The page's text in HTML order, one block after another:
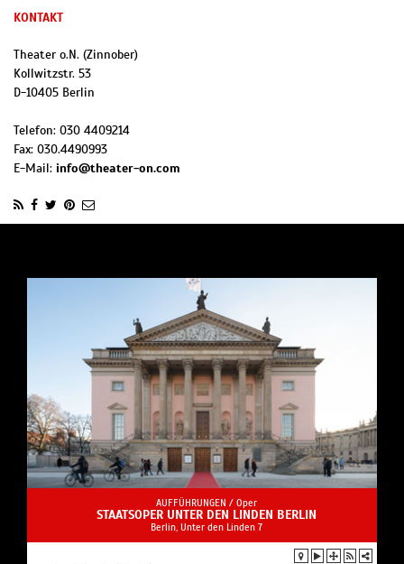
KONTAKT
Theater o.N. (Zinnober)
Kollwitzstr. 53
D-10405 Berlin
Telefon: 030 4409214
Fax: 030.4490993
E-Mail: info@theater-on.com
AUFFÜHRUNGEN / Oper
STAATSOPER UNTER DEN LINDEN BERLIN
Berlin, Unter den Linden 7